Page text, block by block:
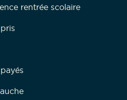
rentrée scolaire